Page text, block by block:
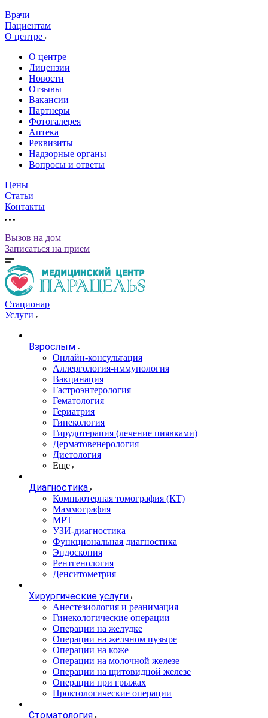
Врачи
Пациентам
О центре
О центре
Лицензии
Новости
Отзывы
Вакансии
Партнеры
Фотогалерея
Аптека
Реквизиты
Надзорные органы
Вопросы и ответы
Цены
Статьи
Контакты
Вызов на дом
Записаться на прием
Стационар
Услуги
Взрослым
Онлайн-консультация
Аллергология-иммунология
Вакцинация
Гастроэнтерология
Гематология
Гериатрия
Гинекология
Гирудотерапия (лечение пиявками)
Дерматовенерология
Диетология
Еще
Диагностика
Компьютерная томография (КТ)
Маммография
МРТ
УЗИ-диагностика
Функциональная диагностика
Эндоскопия
Рентгенология
Денситометрия
Хирургические услуги
Анестезиология и реанимация
Гинекологические операции
Операции на желудке
Операции на желчном пузыре
Операции на коже
Операции на молочной железе
Операции на щитовидной железе
Операции при грыжах
Проктологические операции
Стоматология